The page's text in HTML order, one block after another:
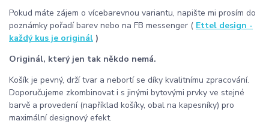
Pokud máte zájem o vícebarevnou variantu, napište mi prosím do
poznámky pořadí barev nebo na FB messenger ( Ettel design -
každý kus je originál )
Originál, který jen tak někdo nemá.
Košík je pevný, drží tvar a nebortí se díky kvalitnímu zpracování.
Doporučujeme zkombinovat i s jinými bytovými prvky ve stejné
barvě a provedení (například košíky, obal na kapesníky) pro
maximální designový efekt.